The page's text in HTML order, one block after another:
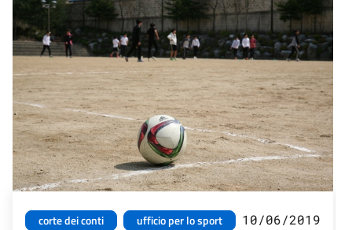
corte dei conti ufficio per lo sport 10/06/2019